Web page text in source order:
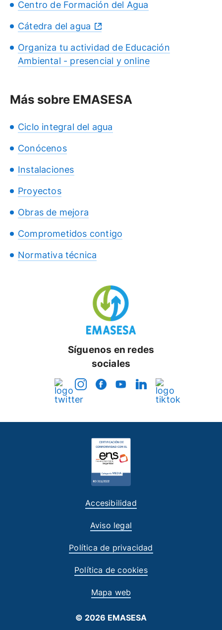
Centro de Formación del Agua
Cátedra del agua
Organiza tu actividad de Educación
Ambiental - presencial y online
Más sobre EMASESA
Ciclo integral del agua
Conócenos
Instalaciones
Proyectos
Obras de mejora
Comprometidos contigo
Normativa técnica
Síguenos en redes
sociales
Accesibilidad
Aviso legal
Política de privacidad
Política de cookies
Mapa web
© 2026 EMASESA